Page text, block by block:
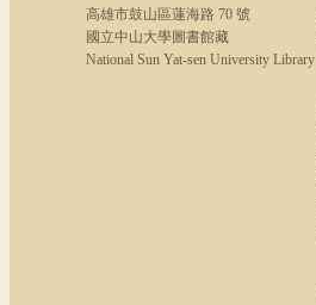
高雄市鼓山區蓮海路 70 號
國立中山大學圖書館藏
National Sun Yat-sen University Library